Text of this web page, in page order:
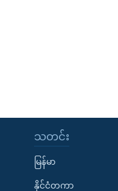
သတင်း
မြန်မာ
နိုင်ငံတကာ